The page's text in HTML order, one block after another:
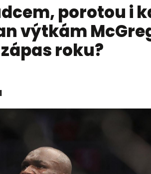
porotou i
výtkám
roku?